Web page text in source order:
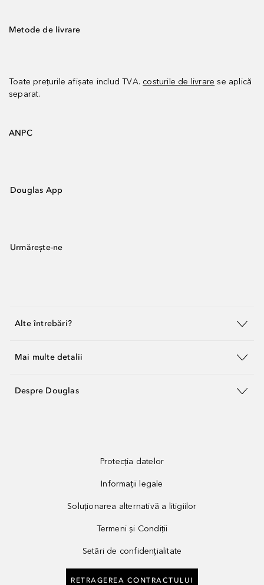
Metode de livrare
Toate prețurile afișate includ TVA. costurile de livrare se aplică
separat.
ANPC
Douglas App
Urmărește-ne
Alte întrebări?
Mai multe detalii
Despre Douglas
Protecția datelor
Informații legale
Soluționarea alternativă a litigiilor
Termeni și Condiții
Setări de confidențialitate
RETRAGEREA CONTRACTULUI